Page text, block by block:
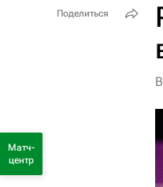
Поделиться
Матч-
центр